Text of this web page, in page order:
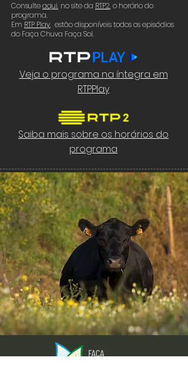
Consulteaqui, no site da RTP2, o horário do
programa.
Em RTP Play, estão disponíveis todos os episódios
do Faça Chuva Faça Sol.
Veja o programa na íntegra em
RTPPlay
Saiba mais sobre os horários do
programa